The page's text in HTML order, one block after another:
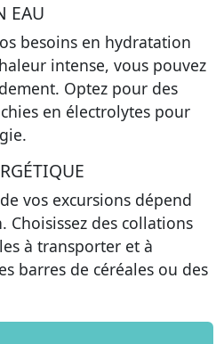
EAU
besoins en hydratation
intense, vous pouvez
Optez pour des
en électrolytes pour
vos excursions dépend
Choisissez des collations
à transporter et à
barres de céréales ou des